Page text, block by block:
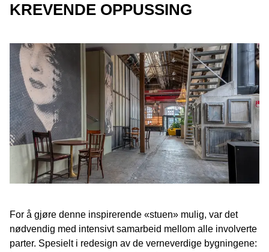
KREVENDE OPPUSSING
For å gjøre denne inspirerende «stuen» mulig, var det
nødvendig med intensivt samarbeid mellom alle involverte
parter. Spesielt i redesign av de verneverdige bygningene: